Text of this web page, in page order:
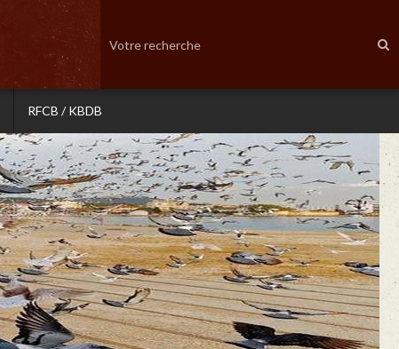
RFCB / KBDB